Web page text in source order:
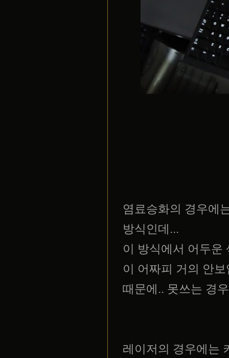
염료승화의 경우에
방식인데...
이 방식에서 어두운
이 어짜피 거의 안
때문에.. 못쓰는 경
레이저의 경우에는